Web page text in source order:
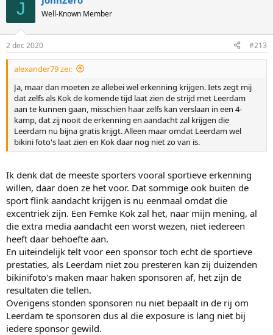
J Well-Known Member
2 dec 2020 #213
alexander79 zei:
Ja, maar dan moeten ze allebei wel erkenning krijgen. Iets zegt mij
dat zelfs als Kok de komende tijd laat zien de strijd met Leerdam
aan te kunnen gaan, misschien haar zelfs kan verslaan in een 4-
kamp, dat zij nooit de erkenning en aandacht zal krijgen die
Leerdam nu bijna gratis krijgt. Alleen maar omdat Leerdam wel
bikini foto's laat zien en Kok daar nog niet zo van is.
Ik denk dat de meeste sporters vooral sportieve erkenning
willen, daar doen ze het voor. Dat sommige ook buiten de
sport flink aandacht krijgen is nu eenmaal omdat die
excentriek zijn. Een Femke Kok zal het, naar mijn mening, al
die extra media aandacht een worst wezen, niet iedereen
heeft daar behoefte aan.
En uiteindelijk telt voor een sponsor toch echt de sportieve
prestaties, als Leerdam niet zou presteren kan zij duizenden
bikinifoto's maken maar haken sponsoren af, het zijn de
resultaten die tellen.
Overigens stonden sponsoren nu niet bepaalt in de rij om
Leerdam te sponsoren dus al die exposure is lang niet bij
iedere sponsor gewild.